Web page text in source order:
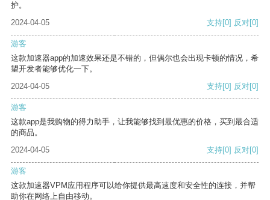
护。
2024-04-05
支持[0] 反对[0]
游客
这款加速器app的加速效果还是不错的，但偶尔也会出现卡顿的情况，希
望开发者能够优化一下。
2024-04-05
支持[0] 反对[0]
游客
这款app是我购物的得力助手，让我能够找到最优惠的价格，买到最合适
的商品。
2024-04-05
支持[0] 反对[0]
游客
这款加速器VPM应用程序可以给你提供最高速度和安全性的连接，并帮
助你在网络上自由移动。